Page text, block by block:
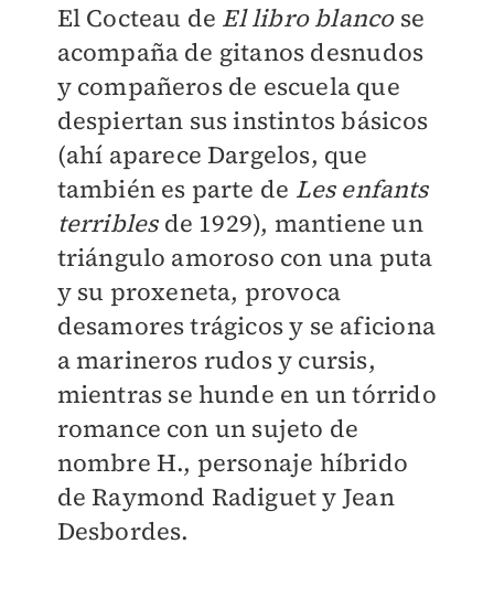
El Cocteau de El libro blancose
acompaña de gitanos desnudos
y compañeros de escuela que
despiertan sus instintos básicos
(ahí aparece Dargelos, que
también es parte de Les enfants
terriblesde 1929), mantiene un
triángulo amoroso con una puta
y su proxeneta, provoca
desamores trágicos y se aficiona
a marineros rudos y cursis,
mientras se hunde en un tórrido
romance con un sujeto de
nombre H., personaje híbrido
de Raymond Radiguet y Jean
Desbordes.